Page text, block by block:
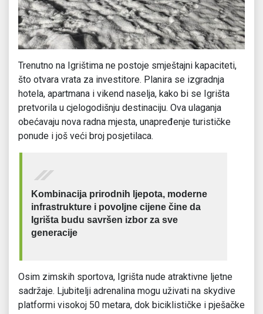
Trenutno na Igrištima ne postoje smještajni kapaciteti,
što otvara vrata za investitore. Planira se izgradnja
hotela, apartmana i vikend naselja, kako bi se Igrišta
pretvorila u cjelogodišnju destinaciju. Ova ulaganja
obećavaju nova radna mjesta, unapređenje turističke
ponude i još veći broj posjetilaca.
Kombinacija prirodnih ljepota, moderne
infrastrukture i povoljne cijene čine da
Igrišta budu savršen izbor za sve
generacije
Osim zimskih sportova, Igrišta nude atraktivne ljetne
sadržaje. Ljubitelji adrenalina mogu uživati na skydive
platformi visokoj 50 metara, dok biciklističke i pješačke